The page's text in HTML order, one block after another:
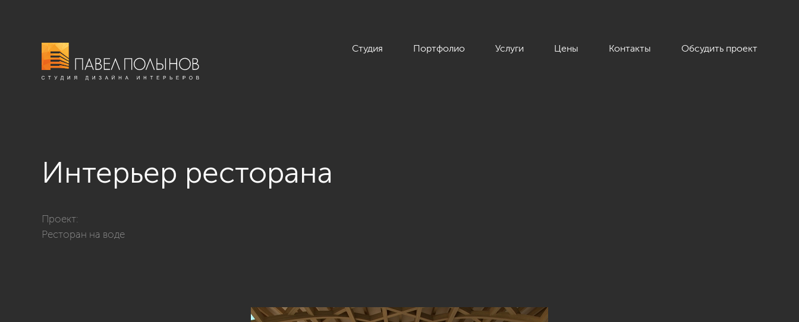
Студия Портфолио Услуги Цены Контакты Обсудить проект
Интерьер ресторана
Проект:
Ресторан на воде